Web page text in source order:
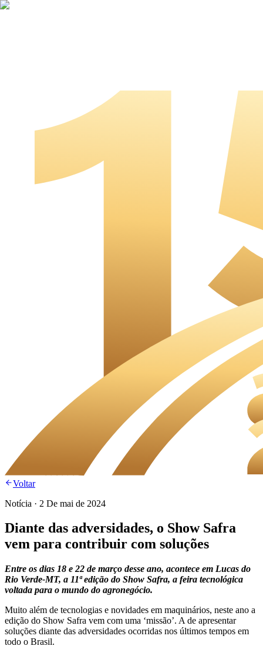
Voltar
Notícia · 2 De mai de 2024
Diante das adversidades, o Show Safra
vem para contribuir com soluções
Entre os dias 18 e 22 de março desse ano, acontece em Lucas do
Rio Verde-MT, a 11ª edição do Show Safra, a feira tecnológica
voltada para o mundo do agronegócio.
Muito além de tecnologias e novidades em maquinários, neste ano a
edição do Show Safra vem com uma ‘missão’. A de apresentar
soluções diante das adversidades ocorridas nos últimos tempos em
todo o Brasil.